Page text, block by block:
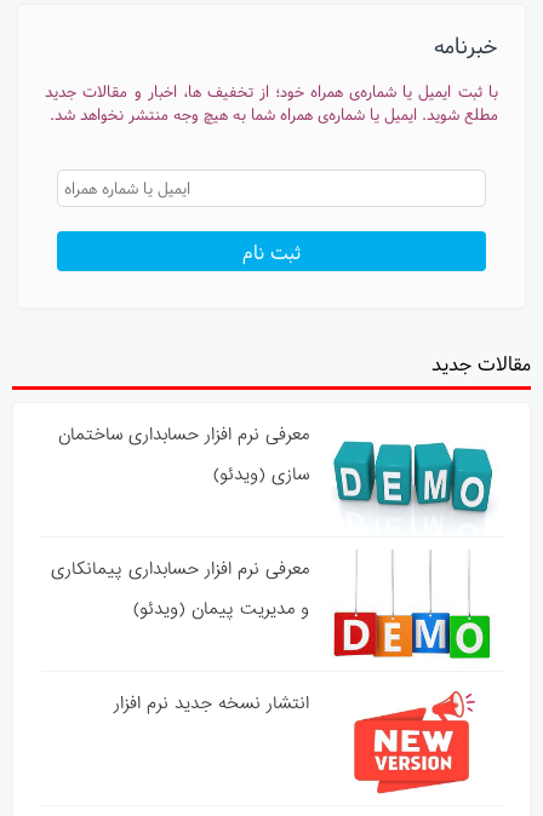
خبرنامه
با ثبت ایمیل یا شماره‌ی همراه خود؛ از تخفیف ها، اخبار و مقالات جدید
مطلع شوید. ایمیل یا شماره‌ی همراه شما به هیچ وجه منتشر نخواهد شد.
مقالات جدید
معرفی نرم افزار حسابداری ساختمان
سازی (ویدئو)
معرفی نرم افزار حسابداری پیمانکاری
و مدیریت پیمان (ویدئو)
انتشار نسخه جدید نرم افزار